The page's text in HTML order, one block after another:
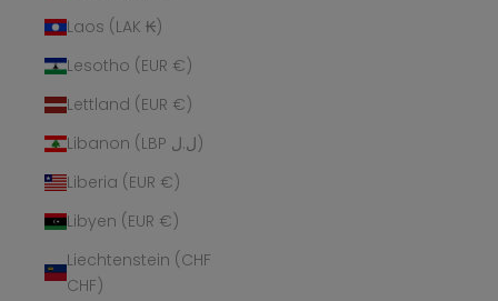
Laos (LAK ₭)
Lesotho (EUR €)
Lettland (EUR €)
Libanon (LBP ل.ل)
Liberia (EUR €)
Libyen (EUR €)
Liechtenstein (CHF
CHF)